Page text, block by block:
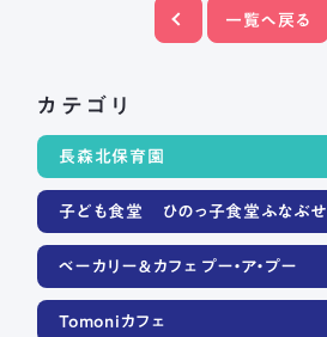
一覧へ戻る
カテゴリ
長森北保育園
子ども食堂 ひのっ子食堂ふなぶせ
ベーカリー＆カフェ プー・ア・プー
Tomoniカフェ